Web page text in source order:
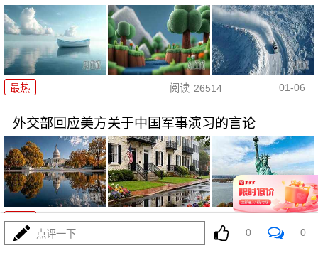
最热 阅读 26514 01-06
外交部回应美方关于中国军事演习的言论
最热 阅读 22594
点评一下 0 0